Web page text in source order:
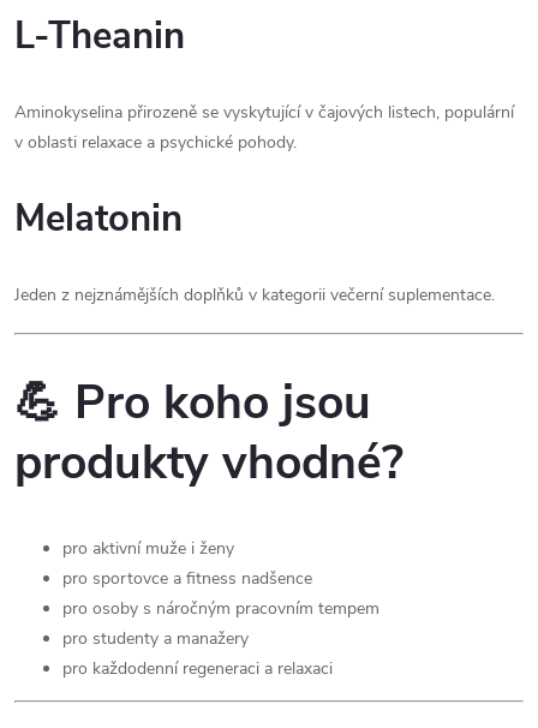
L-Theanin
Aminokyselina přirozeně se vyskytující v čajových listech, populární
v oblasti relaxace a psychické pohody.
Melatonin
Jeden z nejznámějších doplňků v kategorii večerní suplementace.
💪 Pro koho jsou
produkty vhodné?
pro aktivní muže i ženy
pro sportovce a fitness nadšence
pro osoby s náročným pracovním tempem
pro studenty a manažery
pro každodenní regeneraci a relaxaci